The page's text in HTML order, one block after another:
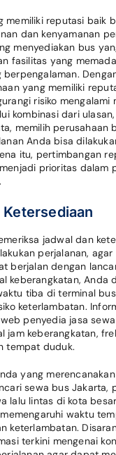
memiliki reputasi baik
dan kenyamanan
menyediakan bus
fasilitas yang
yang memiliki
risiko mengalami
kombinasi dari
memilih perusahaan
Anda bisa
itu, pertimbangan
prioritas dalam
jadwal dan
perjalanan, agar
berjalan dengan
keberangkatan, Anda
tiba di terminal
keterlambatan.
penyedia jasa
jam keberangkatan,
tempat duduk.
yang
sewa bus Jakarta,
lalu lintas di kota
waktu
keterlambatan.
terkini mengenai